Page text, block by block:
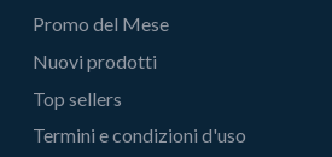
Promo del Mese
Nuovi prodotti
Top sellers
Termini e condizioni d'uso